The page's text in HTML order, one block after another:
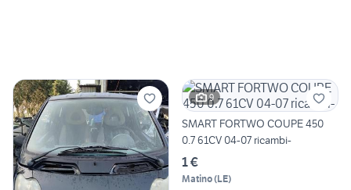
9
SMART FORTWO COUPE 450
0.7 61CV 04-07 ricambi-
1 €
Matino(LE)